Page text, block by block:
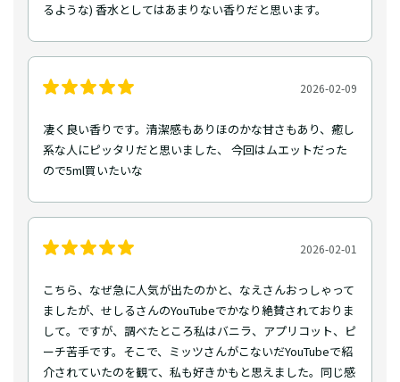
るような) 香水としてはあまりない香りだと思います。
2026-02-09
凄く良い香りです。清潔感もありほのかな甘さもあり、癒し
系な人にピッタリだと思いました、 今回はムエットだった
ので5ml買いたいな
2026-02-01
こちら、なぜ急に人気が出たのかと、なえさんおっしゃって
ましたが、せしるさんのYouTubeでかなり絶賛されておりま
して。ですが、調べたところ私はバニラ、アプリコット、ピ
ーチ苦手です。そこで、ミッツさんがこないだYouTubeで紹
介されていたのを観て、私も好きかもと思えました。同じ感